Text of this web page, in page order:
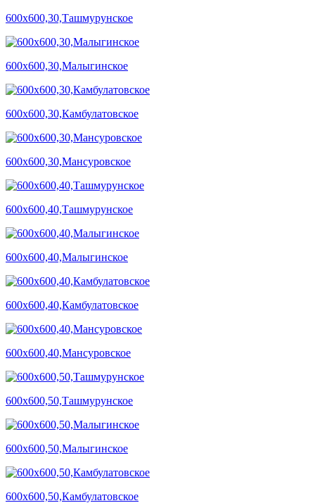
600х600,30,Ташмурунское
600х600,30,Малыгинское
600х600,30,Камбулатовское
600х600,30,Мансуровское
600х600,40,Ташмурунское
600х600,40,Малыгинское
600х600,40,Камбулатовское
600х600,40,Мансуровское
600х600,50,Ташмурунское
600х600,50,Малыгинское
600х600,50,Камбулатовское